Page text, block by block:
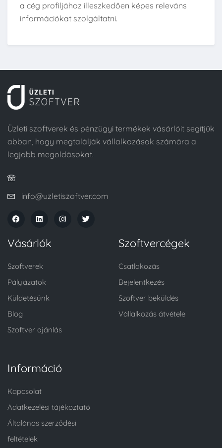
a cég profiljához illeszkedően képes releváns
információkat szolgáltatni.
Üzleti szoftverek és pénzügyi termékek vásárlóit segítjük
abban, hogy megtalálják vállalkozások számára a
legjobb megoldásokat.
info@uzletiszoftver.com
Vásárlók
Szoftverek
Pályázatok
Küldetésünk
Blog
Szoftver ajánlás
Szoftvercégek
Csatlakozás
Bejelentkezés
Szoftver beküldés
Vállalkozás átvétele
Információ
Kapcsolat
Adatkezelési tájékoztató
Általános szerződési
feltételek